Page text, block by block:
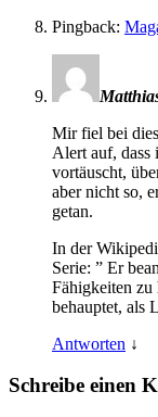
Pingback:
Mir fiel bei
Alert auf, dass
vortäuscht,
aber nicht so,
getan.
In der
Serie: ” Er
Fähigkeiten zu
behauptet, als
Antworten ↓
Schreibe einen